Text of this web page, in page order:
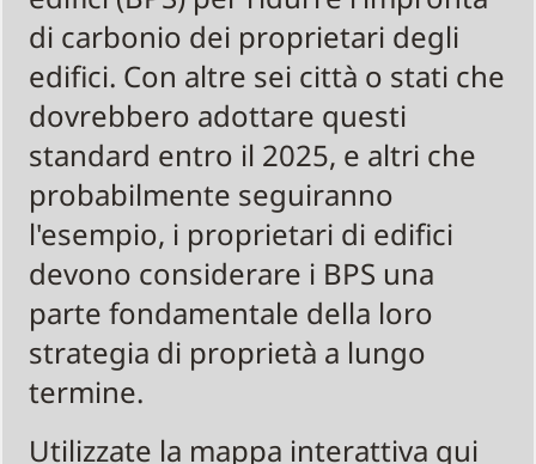
di carbonio dei proprietari degli
edifici. Con altre sei città o stati che
dovrebbero adottare questi
standard entro il 2025, e altri che
probabilmente seguiranno
l'esempio, i proprietari di edifici
devono considerare i BPS una
parte fondamentale della loro
strategia di proprietà a lungo
termine.
Utilizzate la mappa interattiva qui